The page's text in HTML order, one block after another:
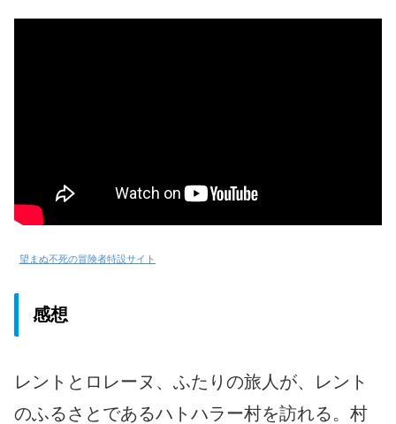
望まぬ不死の冒険者特設サイト
感想
レントとロレーヌ、ふたりの旅人が、レント
のふるさとであるハトハラー村を訪れる。村